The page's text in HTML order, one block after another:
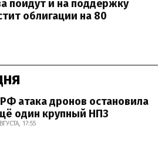
пойдут и на поддержку
облигации на 80
атака дронов остановила
один крупный НПЗ
17:55